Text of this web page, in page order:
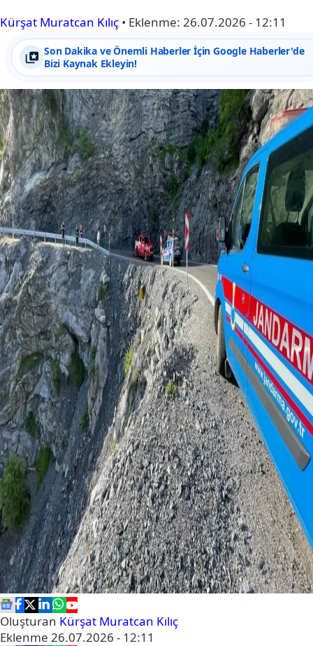
Kürşat Muratcan Kılıç • Eklenme: 26.07.2026 - 12:11
Son Dakika ve Önemli Haberler İçin Google Haberler'de
Bizi Kaynak Ekleyin!
Oluşturan Kürşat Muratcan Kılıç
Eklenme 26.07.2026 - 12:11